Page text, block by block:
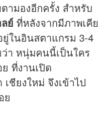
ามองอีกครั้ง สำหรับ
ย์ ที่หลังจากมีภาพเคีย
ในอินสตาแกรม 3-4
า หนุ่มคนนี้เป็นใคร
ที่งานเปิด
ชียงใหม่ จึงเข้าไป
ย